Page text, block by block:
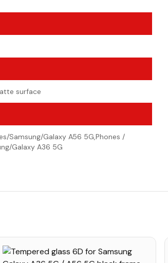
surface
Samsung/Galaxy A56 5G,Phones /
Galaxy A36 5G